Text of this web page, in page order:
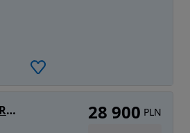
Mercedes-Benz GLK 220 CDI 4Matic (BlueEFFICIENCY) 7G-TRONIC 28 900 PLN